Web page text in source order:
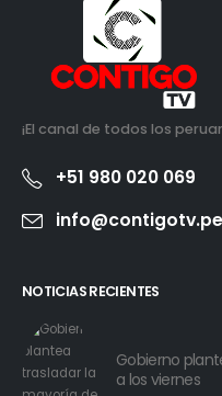
¡El canal de todos los
+51 980 020 069
info@contigotv.pe
NOTICIAS RECIENTES
Gobierno
a los viernes